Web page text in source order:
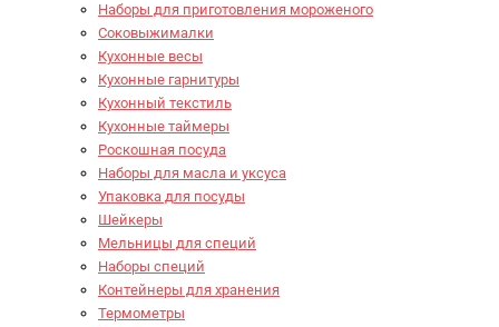
Наборы для приготовления мороженого
Соковыжималки
Кухонные весы
Кухонные гарнитуры
Кухонный текстиль
Кухонные таймеры
Роскошная посуда
Наборы для масла и уксуса
Упаковка для посуды
Шейкеры
Мельницы для специй
Наборы специй
Контейнеры для хранения
Термометры